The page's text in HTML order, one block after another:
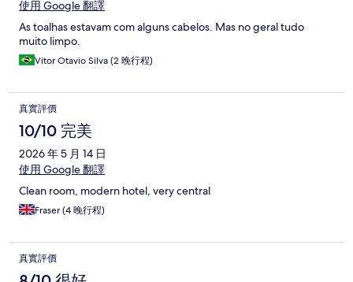
使用 Google 翻譯
As toalhas estavam com alguns cabelos. Mas no geral tudo
muito limpo.
Vitor Otavio Silva (2 晚行程)
真實評價
10/10 完美
2026 年 5 月 14 日
使用 Google 翻譯
Clean room, modern hotel, very central
Fraser (4 晚行程)
真實評價